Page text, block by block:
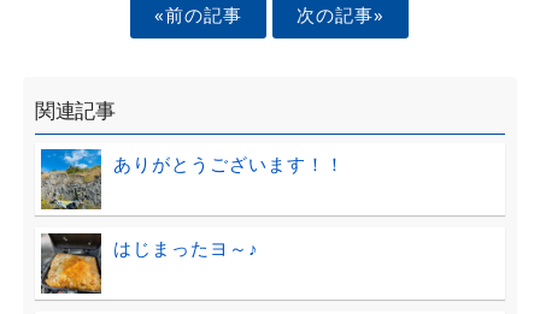
«前の記事 次の記事»
関連記事
ありがとうございます！！
はじまったヨ～♪